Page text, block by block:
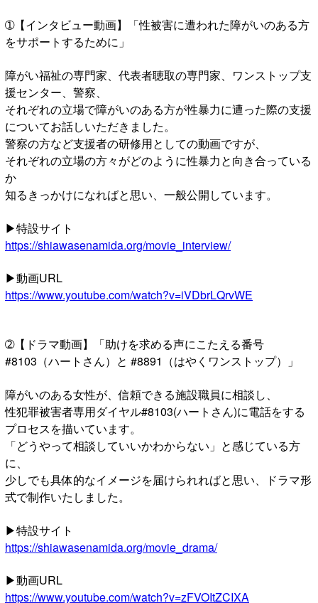
➀【インタビュー動画】「性被害に遭われた障がいのある方
をサポートするために」
障がい福祉の専門家、代表者聴取の専門家、ワンストップ支
援センター、警察、
それぞれの立場で障がいのある方が性暴力に遭った際の支援
についてお話しいただきました。
警察の方など支援者の研修用としての動画ですが、
それぞれの立場の方々がどのように性暴力と向き合っている
か
知るきっかけになればと思い、一般公開しています。
▶特設サイト
https://shiawasenamida.org/movie_interview/
▶動画URL
https://www.youtube.com/watch?v=iVDbrLQrvWE
➁【ドラマ動画】「助けを求める声にこたえる番号
#8103（ハートさん）と #8891（はやくワンストップ）」
障がいのある女性が、信頼できる施設職員に相談し、
性犯罪被害者専用ダイヤル#8103(ハートさん)に電話をする
プロセスを描いています。
「どうやって相談していいかわからない」と感じている方
に、
少しでも具体的なイメージを届けられればと思い、ドラマ形
式で制作いたしました。
▶特設サイト
https://shiawasenamida.org/movie_drama/
▶動画URL
https://www.youtube.com/watch?v=zFVOItZCIXA